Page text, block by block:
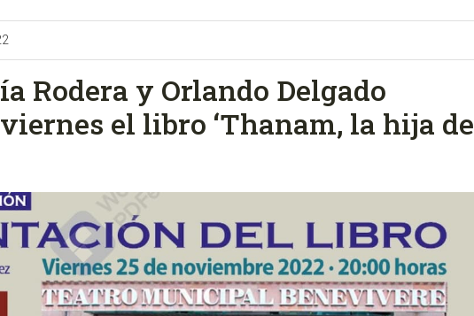
Rodera y Orlando Delgado
el libro ‘Thanam, la hija de